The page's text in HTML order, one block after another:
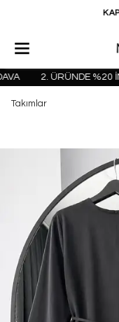
2. ÜRÜNDE %20
Takımlar